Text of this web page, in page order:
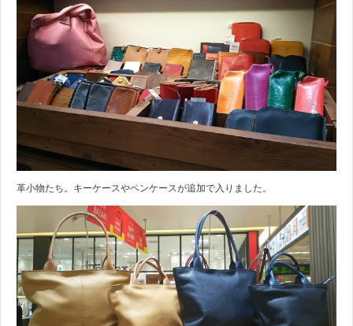
革小物たち。キーケースやペンケースが追加で入りました。